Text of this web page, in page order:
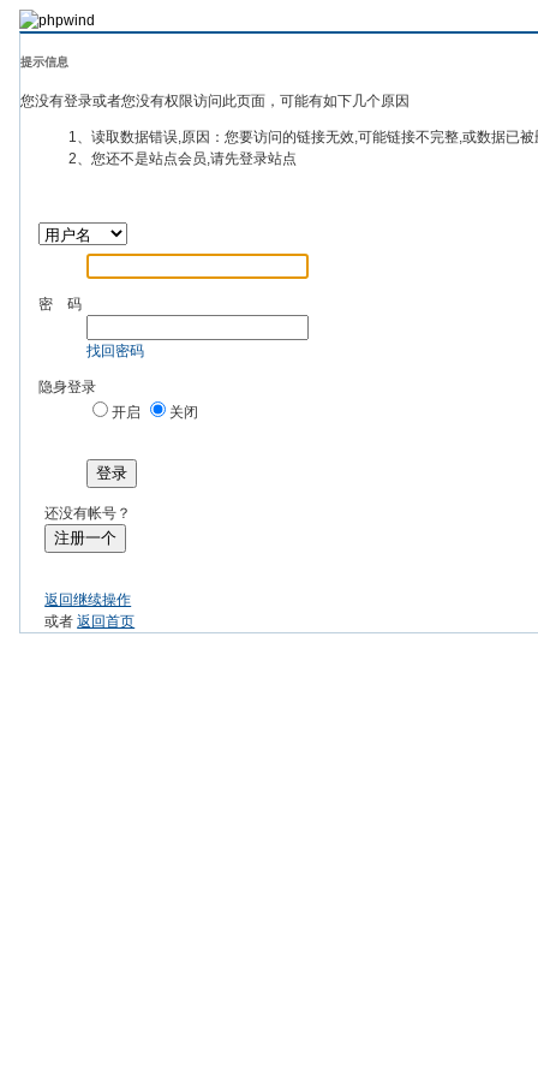
提示信息
您没有登录或者您没有权限访问此页面，可能有如下几个原因
1、读取数据错误,原因：您要访问的链接无效,可能链接不完整,或数据已
2、您还不是站点会员,请先登录站点
密 码
找回密码
隐身登录
开启
关闭
登录
还没有帐号？
注册一个
返回继续操作
或者返回首页